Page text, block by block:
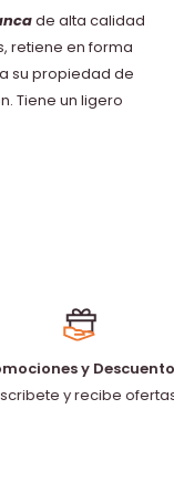
de alta calidad
retiene en forma
su propiedad de
Tiene un ligero
ofertas